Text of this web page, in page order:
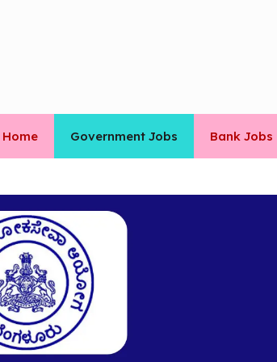
Home Government Jobs Bank Jobs